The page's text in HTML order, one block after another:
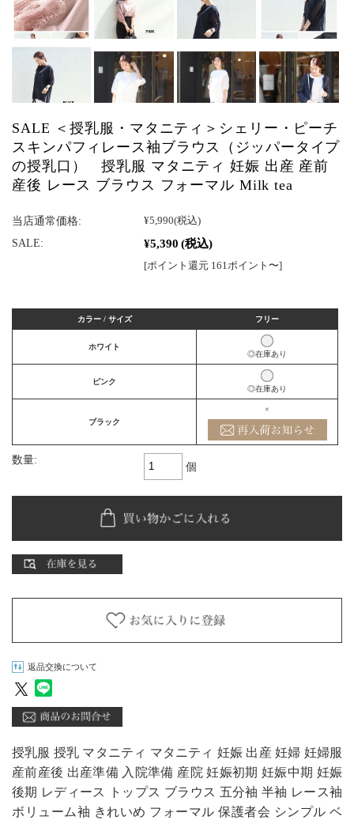
SALE ＜授乳服・マタニティ＞シェリー・ピーチ
スキンパフィレース袖ブラウス（ジッパータイプ
の授乳口） 授乳服 マタニティ 妊娠 出産 産前
産後 レース ブラウス フォーマル Milk tea
当店通常価格: ¥5,990(税込)
SALE: ¥5,390 (税込)
[ポイント還元 161ポイント〜]
カラー / サイズ フリー
ホワイト
◎在庫あり
ピンク
◎在庫あり
ブラック
×
数量:
個
返品交換について
授乳服 授乳 マタニティ マタニティ 妊娠 出産 妊婦 妊婦服
産前産後 出産準備 入院準備 産院 妊娠初期 妊娠中期 妊娠
後期 レディース トップス ブラウス 五分袖 半袖 レース袖
ボリューム袖 きれいめ フォーマル 保護者会 シンプル ベ